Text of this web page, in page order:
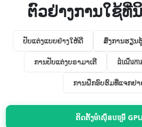
ຕົວຢ່າງການໃຊ້ທີ່
ປັບ​ແຕ່ງ​ແບບ​ຢ່າງ​ໃຫ້​ດີ ສົ່ງ​ການ​ຮຽນ​
ການ​ປັບ​ແຕ່ງ​ບຣາມາ​ເຕີ ដំណើរក
ການ​ຝຶກ​ອົບຮົມ​ທີ່​ແຈກຢ
ຕິດຕັ້ງ​ម៉ាស៊ីន​បម្រើ GPU